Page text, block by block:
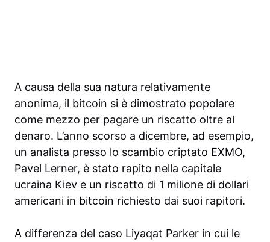
A causa della sua natura relativamente
anonima, il bitcoin si è dimostrato popolare
come mezzo per pagare un riscatto oltre al
denaro. L’anno scorso a dicembre, ad esempio,
un analista presso lo scambio criptato EXMO,
Pavel Lerner, è stato rapito nella capitale
ucraina Kiev e un riscatto di 1 milione di dollari
americani in bitcoin richiesto dai suoi rapitori.
A differenza del caso Liyaqat Parker in cui le